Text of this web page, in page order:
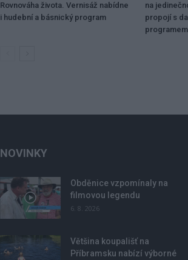
Rovnováha života. Vernisáž nabídne
i hudební a básnický program
na
propojí s
programem
NOVINKY
Obděnice vzpomínaly na
filmovou legendu
6. 8. 2026
Většina koupališť na
Příbramsku nabízí výborné